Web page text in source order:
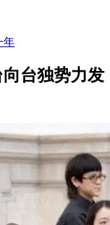
年
台独势力发